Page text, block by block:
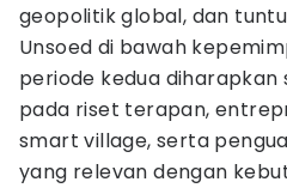
geopolitik global, dan
Unsoed di bawah
periode kedua diharapkan
pada riset terapan,
smart village, serta
yang relevan dengan